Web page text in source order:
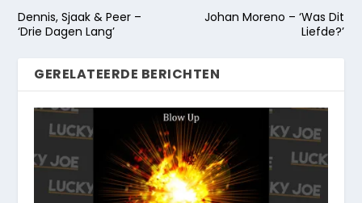
Dennis, Sjaak & Peer –
‘Drie Dagen Lang’
Johan Moreno – ‘Was Dit
Liefde?’
GERELATEERDE BERICHTEN